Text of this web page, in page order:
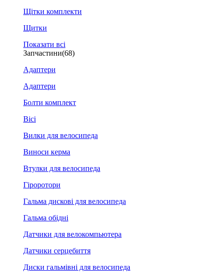
Щітки комплекти
Щитки
Показати всі
Запчастини(68)
Адаптери
Адаптери
Болти комплект
Вісі
Вилки для велосипеда
Виноси керма
Втулки для велосипеда
Гіроротори
Гальма дискові для велосипеда
Гальма обідні
Датчики для велокомпьютера
Датчики серцебиття
Диски гальмівні для велосипеда